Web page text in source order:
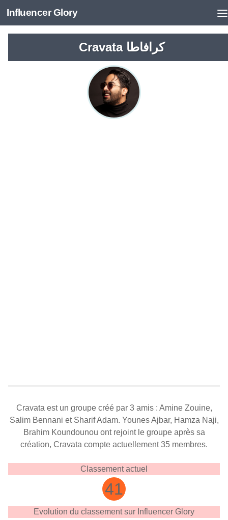
Influencer Glory
Cravata كرافاطا
Cravata est un groupe créé par 3 amis : Amine Zouine,
Salim Bennani et Sharif Adam. Younes Ajbar, Hamza Naji,
Brahim Koundounou ont rejoint le groupe après sa
création, Cravata compte actuellement 35 membres.
Classement actuel
41
Evolution du classement sur Influencer Glory